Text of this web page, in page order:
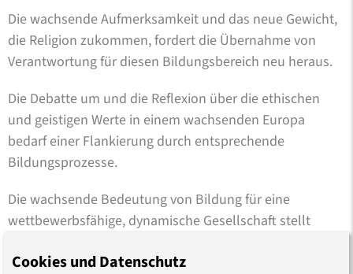
Die wachsende Aufmerksamkeit und das neue Gewicht,
die Religion zukommen, fordert die Übernahme von
Verantwortung für diesen Bildungsbereich neu heraus.
Die Debatte um und die Reflexion über die ethischen
und geistigen Werte in einem wachsenden Europa
bedarf einer Flankierung durch entsprechende
Bildungsprozesse.
Die wachsende Bedeutung von Bildung für eine
wettbewerbsfähige, dynamische Gesellschaft stellt
Kompetenzen für ein Zusammenleben in einem Europa
Cookies und Datenschutz